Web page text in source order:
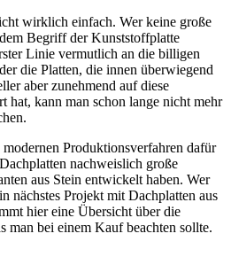
wirklich einfach. Wer keine große
Begriff der Kunststoffplatte
Linie vermutlich an die billigen
die Platten, die innen überwiegend
aber zunehmend auf diese
hat, kann man schon lange nicht mehr
modernen Produktionsverfahren dafür
nachweislich große
aus Stein entwickelt haben. Wer
nächstes Projekt mit Dachplatten aus
hier eine Übersicht über die
man bei einem Kauf beachten sollte.